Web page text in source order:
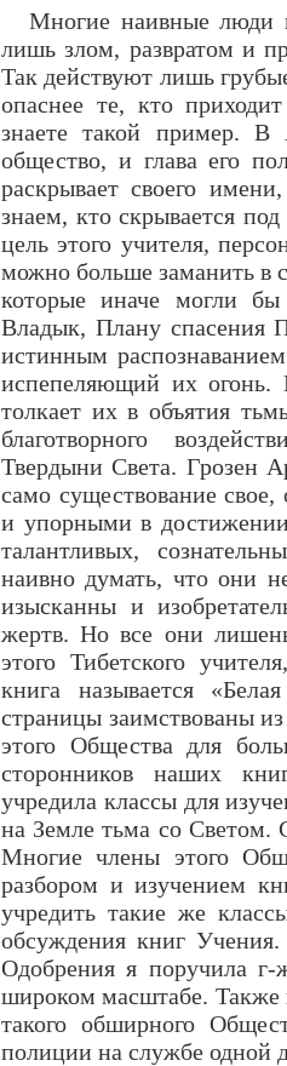
Многие наивные люди
лишь злом, развратом и
Так действуют лишь
опаснее те, кто
знаете такой пример. В
общество, и глава его
раскрывает своего
знаем, кто скрывается
цель этого учителя,
можно больше заманить в
которые иначе могли
Владык, Плану спасения
истинным
испепеляющий их огонь.
толкает их в объятия
благотворного
Твердыни Света. Грозен
само существование
и упорными в
талантливых,
наивно думать, что они
изысканны и
жертв. Но все они
этого Тибетского
книга называется
страницы заимствованы
этого Общества для
сторонников наших
учредила классы для
на Земле тьма со Светом.
Многие члены этого
разбором и изучением
учредить такие же
обсуждения книг
Одобрения я поручила
широком масштабе. Также
такого обширного
полиции на службе одной